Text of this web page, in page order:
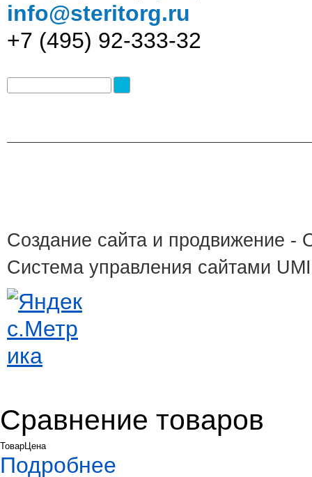
info@steritorg.ru
+7 (495) 92-333-32
Создание сайта и продвижение -
Система управления сайтами
Сравнение товаров
ТоварЦена
Подробнее